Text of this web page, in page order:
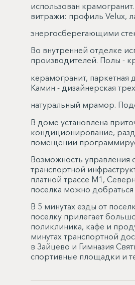
использован
витражи: профиль Velux,
энергосберегающими
Во внутренней отделке
производителей. Полы -
керамогранит, паркетная
Камин - дизайнерская
натуральный мрамор.
В доме установлена
кондиционирование,
помещении
Возможность управления
транспортной
платной трассе М1,
поселка можно
В 5 минутах езды от
поселку прилегает
поликлиника, кафе и
минутах транспортной
в Зайцево и Гимназия
спортивные площадки и